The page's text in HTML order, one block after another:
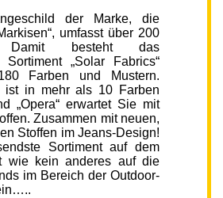
der Marke, die
umfasst über 200
Damit besteht das
Sortiment „Solar Fabrics“
Farben und Mustern.
ist in mehr als 10 Farben
„Opera“ erwartet Sie mit
Zusammen mit neuen,
Stoffen im Jeans-Design!
Sortiment auf dem
wie kein anderes auf die
im Bereich der Outdoor-